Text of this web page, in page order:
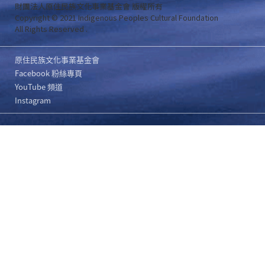
財團法人原住民族文化事業基金會 版權所有
Copyright © 2021 Indigenous Peoples Cultural Foundation
All Rights Reserved .
原住民族文化事業基金會
Facebook 粉絲專頁
YouTube 頻道
Instagram